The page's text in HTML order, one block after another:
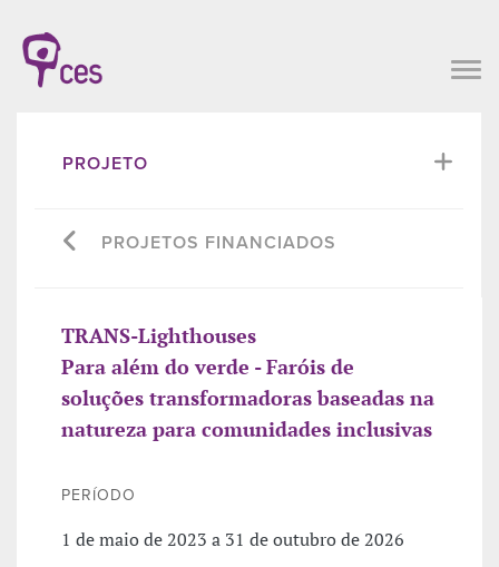
PROJETO
PROJETOS FINANCIADOS
TRANS-Lighthouses
Para além do verde - Faróis de
soluções transformadoras baseadas na
natureza para comunidades inclusivas
PERÍODO
1 de maio de 2023 a 31 de outubro de 2026